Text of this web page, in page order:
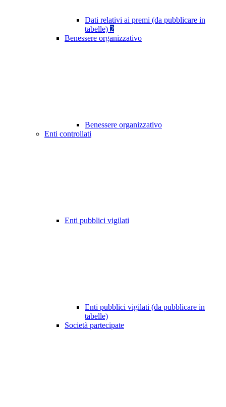
Dati relativi ai premi (da pubblicare in
tabelle) 2
Benessere organizzativo
Benessere organizzativo
Enti controllati
Enti pubblici vigilati
Enti pubblici vigilati (da pubblicare in
tabelle)
Società partecipate